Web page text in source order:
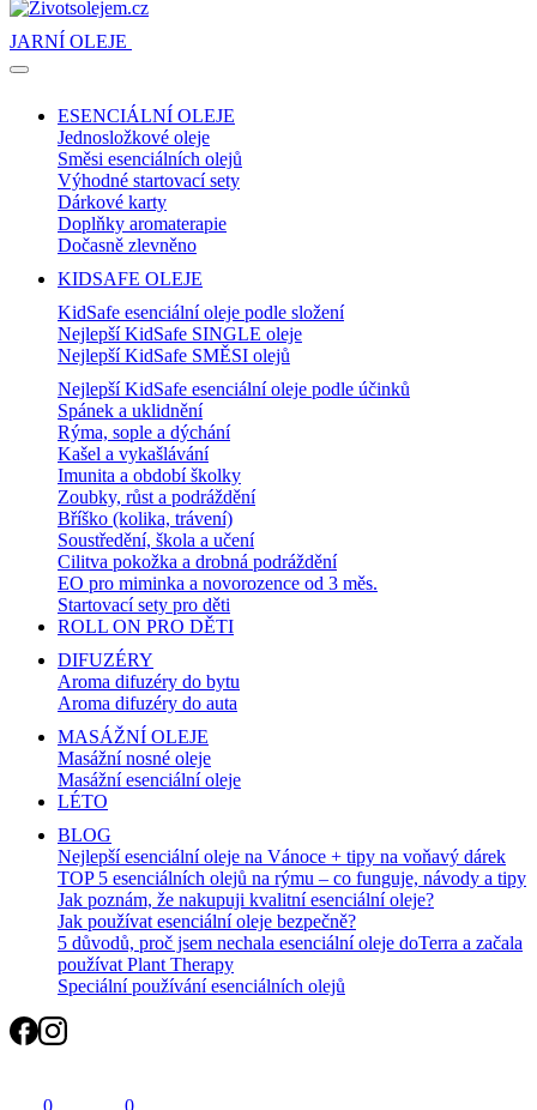
JARNÍ OLEJE
ESENCIÁLNÍ OLEJE
Jednosložkové oleje
Směsi esenciálních olejů
Výhodné startovací sety
Dárkové karty
Doplňky aromaterapie
Dočasně zlevněno
KIDSAFE OLEJE
KidSafe esenciální oleje podle složení
Nejlepší KidSafe SINGLE oleje
Nejlepší KidSafe SMĚSI olejů
Nejlepší KidSafe esenciální oleje podle účinků
Spánek a uklidnění
Rýma, sople a dýchání
Kašel a vykašlávání
Imunita a období školky
Zoubky, růst a podráždění
Bříško (kolika, trávení)
Soustředění, škola a učení
Cilitva pokožka a drobná podráždění
EO pro miminka a novorozence od 3 měs.
Startovací sety pro děti
ROLL ON PRO DĚTI
DIFUZÉRY
Aroma difuzéry do bytu
Aroma difuzéry do auta
MASÁŽNÍ OLEJE
Masážní nosné oleje
Masážní esenciální oleje
LÉTO
BLOG
Nejlepší esenciální oleje na Vánoce + tipy na voňavý dárek
TOP 5 esenciálních olejů na rýmu – co funguje, návody a tipy
Jak poznám, že nakupuji kvalitní esenciální oleje?
Jak používat esenciální oleje bezpečně?
5 důvodů, proč jsem nechala esenciální oleje doTerra a začala
používat Plant Therapy
Speciální používání esenciálních olejů
0 0